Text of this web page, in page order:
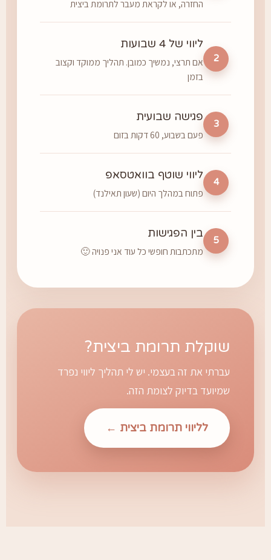
החזרה, או לקראת מעבר לתרומת ביצית
2
ליווי של 4 שבועות
אם תרצי, נמשיך כמובן. תהליך ממוקד וקצוב
בזמן
3
פגישה שבועית
פעם בשבוע, 60 דקות בזום
4
ליווי שוטף בוואטסאפ
פתוח במהלך היום (שעון תאילנד)
5
בין הפגישות
מתכתבות חופשי כל עוד אני פנויה 🙂
שוקלת תרומת ביצית?
עברתי את זה בעצמי. יש לי תהליך ליווי נפרד
שמיועד בדיוק לצומת הזה.
לליווי תרומת ביצית ←